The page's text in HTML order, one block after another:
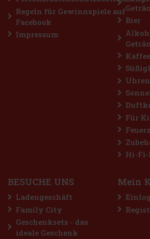
Airwaves Cassis Dragees Dose 64 g
AIRWAVES Cool Cassis sind zuckerfreie
intensiven Geschmack von schwarzen
ausgeprägten Menthol-Frische verbinden. Die
Regeln für Gewinnspiele auf
Facebook
Impressum
Bier
Kaffee
Uhren
Für
Hi-
BESUCHE UNS
Ladengeschäft
Family City
Geschenksets - das
ideale Geschenk
Mein